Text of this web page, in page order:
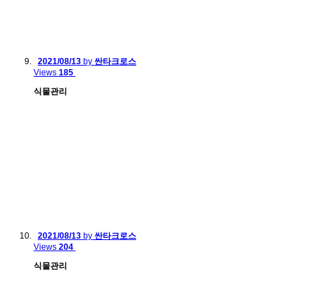
2021/08/13 by 싼타크로스
Views 185
식물관리
2021/08/13 by 싼타크로스
Views 204
식물관리